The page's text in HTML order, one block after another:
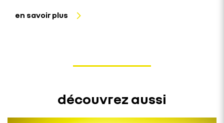
en savoir plus
découvrez aussi